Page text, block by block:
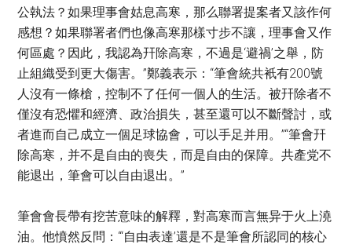
公執法？如果理事會姑息高寒，那么聯署提案者又該作何
感想？如果聯署者們也像高寒那樣寸步不讓，理事會又作
何區處？因此，我認為幵除高寒，不過是‘避禍’之舉，防
止組織受到更大傷害。”鄭義表示：“筆會統共衹有200號
人沒有一條槍，控制不了任何一個人的生活。被幵除者不
僅沒有恐懼和經濟、政治損失，甚至還可以不斷聲討，或
者進而自己成立一個足球協會，可以手足并用。”“筆會幵
除高寒，并不是自由的喪失，而是自由的保障。共產党不
能退出，筆會可以自由退出。”
筆會會長帶有挖苦意味的解釋，對高寒而言無异于火上澆
油。他憤然反問：“‘自由表達’還是不是筆會所認同的核心